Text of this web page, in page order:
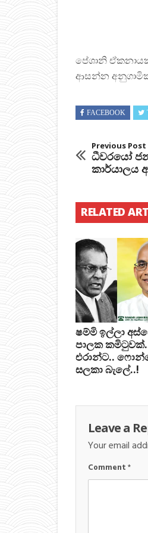
පේශානි
ආසන්න
FACEBOOK
Previous Post
ධීවරයෝ
කාර්යාලය
RELATED
ෂම්මි ඉල්ලා
පාලක
එරාන්ට..
සලකා බැලේ..!
Leave a
Your email
Comment*